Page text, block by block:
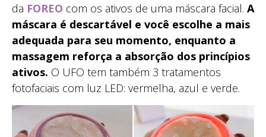
da FOREO com os ativos de uma máscara facial. A
máscara é descartável e você escolhe a mais
adequada para seu momento, enquanto a
massagem reforça a absorção dos princípios
ativos. O UFO tem também 3 tratamentos
fotofaciais com luz LED: vermelha, azul e verde.